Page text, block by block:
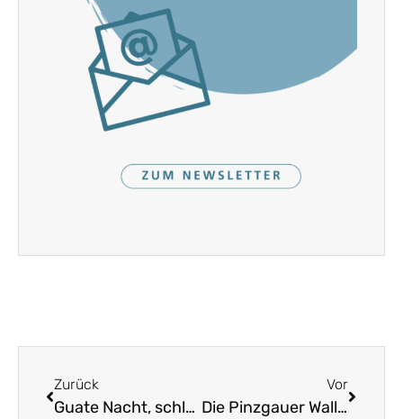
Zurück
Guate Nacht, schlafts wohl
Vor
Die Pinzgauer Wallfahrt